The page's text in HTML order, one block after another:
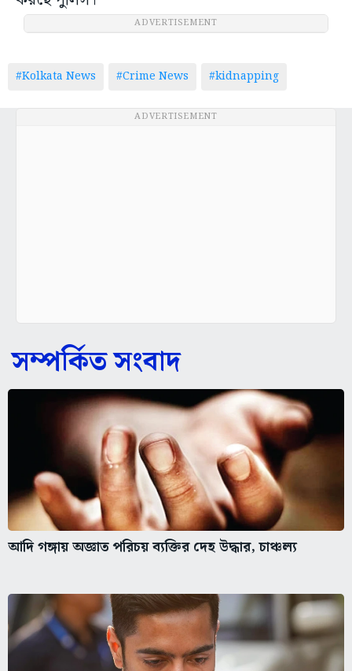
ADVERTISEMENT
#Kolkata News #Crime News #kidnapping
ADVERTISEMENT
সম্পর্কিত সংবাদ
আদি গঙ্গায় অজ্ঞাত পরিচয় ব্যক্তির দেহ উদ্ধার, চাঞ্চল্য